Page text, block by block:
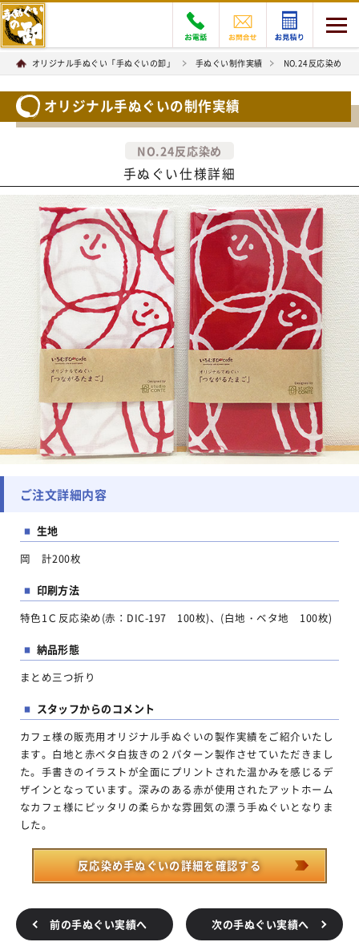
オリジナル手ぬぐい「手ぬぐいの卸」 手ぬぐい制作実績 NO.24反応染め
オリジナル手ぬぐいの制作実績
NO.24反応染め
手ぬぐい仕様詳細
ご注文詳細内容
■
生地
岡 計200枚
■
印刷方法
特色1Ｃ反応染め(赤：DIC-197 100枚)、(白地・ベタ地 100枚)
■
納品形態
まとめ三つ折り
■
スタッフからのコメント
カフェ様の販売用オリジナル手ぬぐいの製作実績をご紹介いたし
ます。白地と赤ベタ白抜きの２パターン製作させていただきまし
た。手書きのイラストが全面にプリントされた温かみを感じるデ
ザインとなっています。深みのある赤が使用されたアットホーム
なカフェ様にピッタリの柔らかな雰囲気の漂う手ぬぐいとなりま
した。
反応染め手ぬぐいの詳細を確認する
前の手ぬぐい実績へ 次の手ぬぐい実績へ